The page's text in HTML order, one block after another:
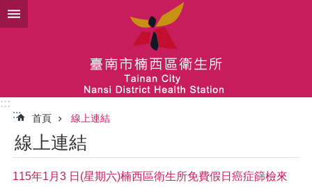
跳到主要內容區塊
:::
:::
首頁 線上連結
線上連結
115年1月3 日(星期六)楠西區衛生所免費假日癌症篩檢來